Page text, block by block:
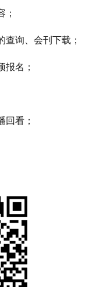
询、会刊下载；
名；
看；